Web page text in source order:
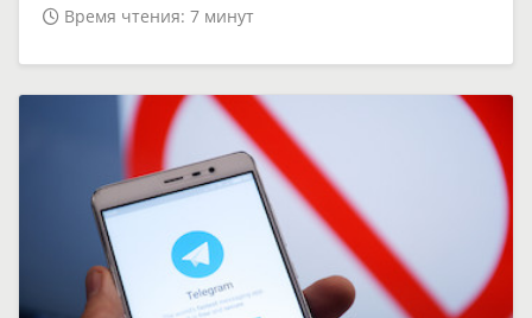
Время чтения: 7 минут